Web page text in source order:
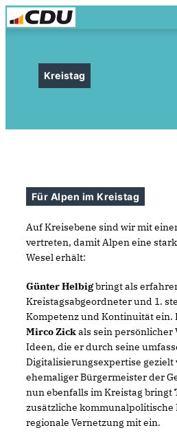
Kreistag
Für Alpen im Kreistag
Auf Kreisebene sind wir mit
vertreten, damit Alpen eine
Wesel erhält:
Günter Helbigbringt als
Kreistagsabgeordneter und 1.
Kompetenz und Kontinuität ein.
Mirco Zickals sein
Ideen, die er durch seine
Digitalisierungsexpertise gezielt
ehemaliger Bürgermeister der
nun ebenfalls im Kreistag bringt
zusätzliche kommunalpolitische
regionale Vernetzung mit ein.